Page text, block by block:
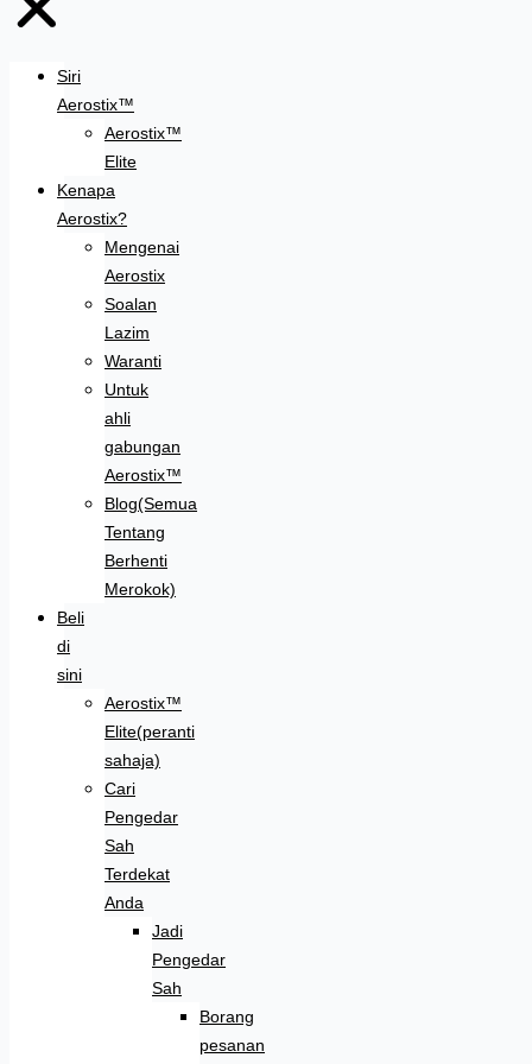
Siri
Aerostix™
Aerostix™
Elite
Kenapa
Aerostix?
Mengenai
Aerostix
Soalan
Lazim
Waranti
Untuk
ahli
gabungan
Aerostix™
Blog(Semua
Tentang
Berhenti
Merokok)
Beli
di
sini
Aerostix™
Elite(peranti
sahaja)
Cari
Pengedar
Sah
Terdekat
Anda
Jadi
Pengedar
Sah
Borang
pesanan